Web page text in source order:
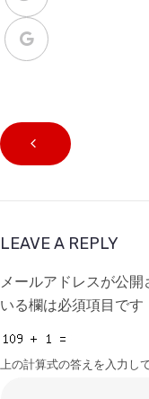
LEAVE A REPLY
メールアドレスが公開
いる欄は必須項目です
上の計算式の答えを入力し